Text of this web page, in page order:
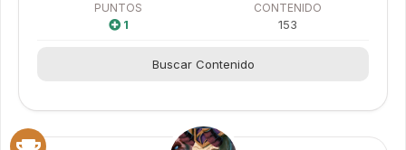
PUNTOS
1
CONTENIDO
153
Buscar Contenido